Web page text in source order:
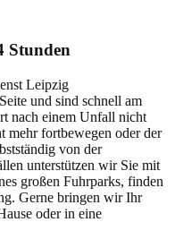
Stunden
Leipzig
und sind schnell am
nach einem Unfall nicht
mehr fortbewegen oder der
von der
unterstützen wir Sie mit
großen Fuhrparks, finden
Gerne bringen wir Ihr
oder in eine